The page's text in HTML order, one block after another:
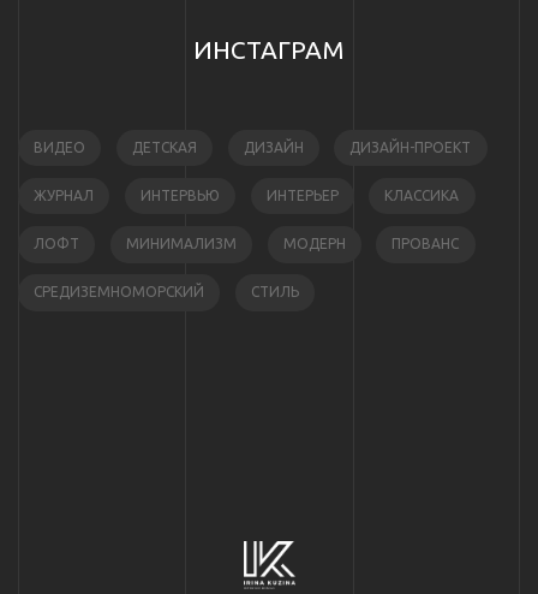
ИНСТАГРАМ
ВИДЕО ДЕТСКАЯ ДИЗАЙН ДИЗАЙН-ПРОЕКТ
ЖУРНАЛ ИНТЕРВЬЮ ИНТЕРЬЕР КЛАССИКА
ЛОФТ МИНИМАЛИЗМ МОДЕРН ПРОВАНС
СРЕДИЗЕМНОМОРСКИЙ СТИЛЬ